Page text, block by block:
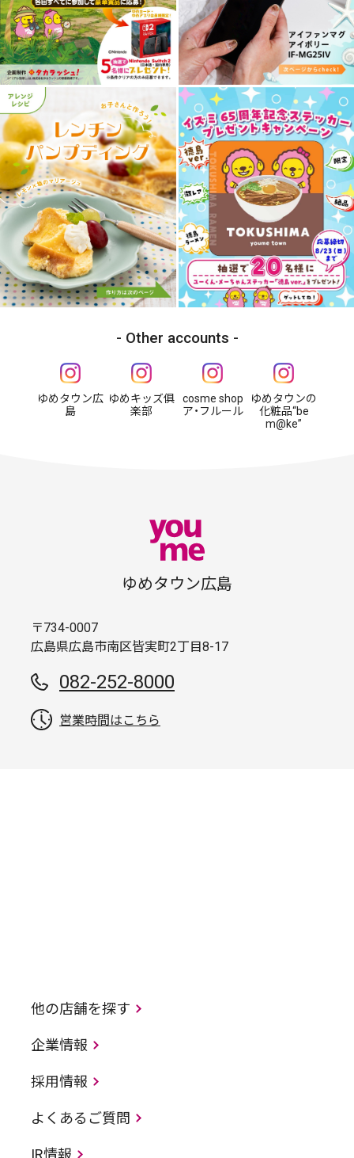
Other accounts
ゆめタウン広
島
ゆめキッズ俱
楽部
cosme shop
ア・フルール
ゆめタウンの
化粧品“be
m@ke”
ゆめタウン広島
〒734-0007
広島県広島市南区皆実町2丁目8-17
082-252-8000
営業時間はこちら
他の店舗を探す
企業情報
採用情報
よくあるご質問
IR情報